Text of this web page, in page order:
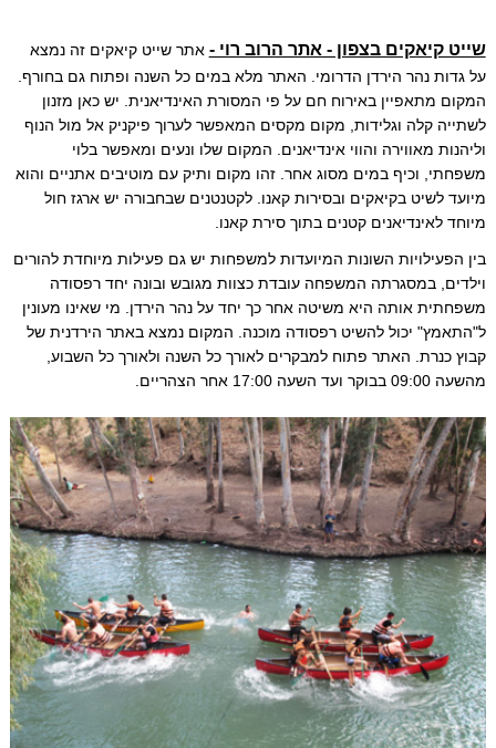
שייט קיאקים בצפון - אתר הרוב רוי - אתר שייט קיאקים זה נמצא
על גדות נהר הירדן הדרומי. האתר מלא במים כל השנה ופתוח גם בחורף.
המקום מתאפיין באירוח חם על פי המסורת האינדיאנית. יש כאן מזנון
לשתייה קלה וגלידות, מקום מקסים המאפשר לערוך פיקניק אל מול הנוף
וליהנות מאווירה והווי אינדיאנים. המקום שלו ונעים ומאפשר בלוי
משפחתי, וכיף במים מסוג אחר. זהו מקום ותיק עם מוטיבים אתניים והוא
מיועד לשיט בקיאקים ובסירות קאנו. לקטנטנים שבחבורה יש ארגז חול
מיוחד לאינדיאנים קטנים בתוך סירת קאנו.
בין הפעילויות השונות המיועדות למשפחות יש גם פעילות מיוחדת להורים
וילדים, במסגרתה המשפחה עובדת כצוות מגובש ובונה יחד רפסודה
משפחתית אותה היא משיטה אחר כך יחד על נהר הירדן. מי שאינו מעונין
ל"התאמץ" יכול להשיט רפסודה מוכנה. המקום נמצא באתר הירדנית של
קבוץ כנרת. האתר פתוח למבקרים לאורך כל השנה ולאורך כל השבוע,
מהשעה 09:00 בבוקר ועד השעה 17:00 אחר הצהריים.